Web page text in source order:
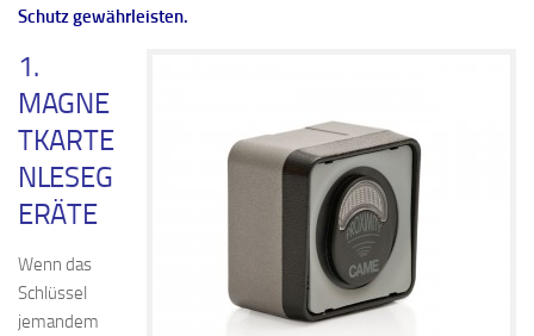
Schutz gewährleisten.
1.
MAGNE
TKARTE
NLESEG
ERÄTE
Wenn das
Schlüssel
jemandem